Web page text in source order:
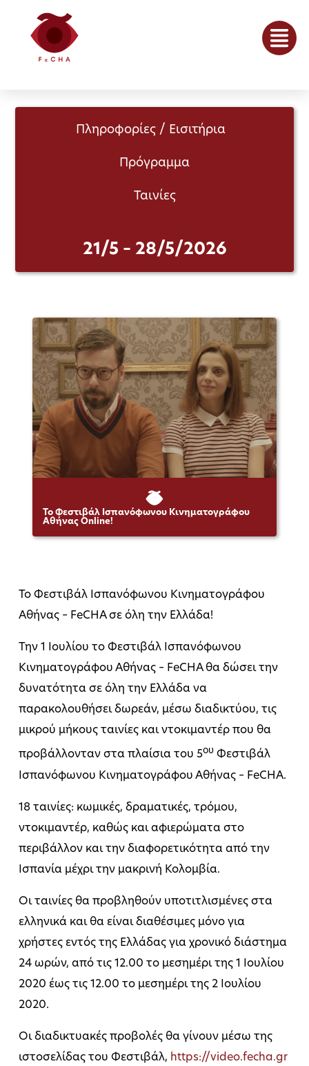
Πληροφορίες / Εισιτήρια
Πρόγραμμα
Ταινίες
21/5 – 28/5/2026
Το Φεστιβάλ Ισπανόφωνου Κινηματογράφου
Αθήνας Online!
Το Φεστιβάλ Ισπανόφωνου Κινηματογράφου
Αθήνας – FeCHA σε όλη την Ελλάδα!
Την 1 Ιουλίου το Φεστιβάλ Ισπανόφωνου
Κινηματογράφου Αθήνας – FeCHA θα δώσει την
δυνατότητα σε όλη την Ελλάδα να
παρακολουθήσει δωρεάν, μέσω διαδικτύου, τις
μικρού μήκους ταινίες και ντοκιμαντέρ που θα
προβάλλονταν στα πλαίσια του 5ου Φεστιβάλ
Ισπανόφωνου Κινηματογράφου Αθήνας – FeCHA.
18 ταινίες: κωμικές, δραματικές, τρόμου,
ντοκιμαντέρ, καθώς και αφιερώματα στο
περιβάλλον και την διαφορετικότητα από την
Ισπανία μέχρι την μακρινή Κολομβία.
Οι ταινίες θα προβληθούν υποτιτλισμένες στα
ελληνικά και θα είναι διαθέσιμες μόνο για
χρήστες εντός της Ελλάδας για χρονικό διάστημα
24 ωρών, από τις 12.00 το μεσημέρι της 1 Ιουλίου
2020 έως τις 12.00 το μεσημέρι της 2 Ιουλίου
2020.
Οι διαδικτυακές προβολές θα γίνουν μέσω της
ιστοσελίδας του Φεστιβάλ, https://video.fecha.gr